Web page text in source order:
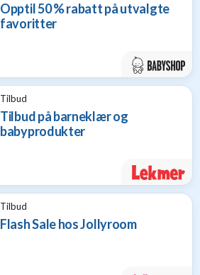
Opptil 50 % rabatt på utvalgte
favoritter
Tilbud
Tilbud på barneklær og
babyprodukter
Tilbud
Flash Sale hos Jollyroom